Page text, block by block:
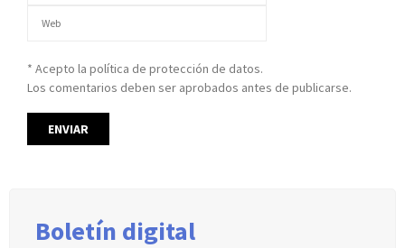
* Acepto la política de protección de datos.
Los comentarios deben ser aprobados antes de publicarse.
Boletín digital